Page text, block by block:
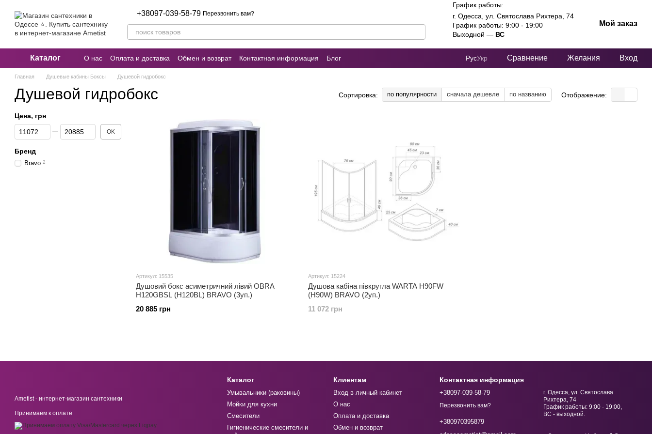
+38097-039-58-79 Перезвонить вам?
График работы:
г. Одесса, ул. Святослава Рихтера, 74
График работы: 9:00 - 19:00
Выходной — ВС
Мой заказ
Каталог О нас Оплата и доставка Обмен и возврат Контактная информация
Блог
Пользовательское соглашение
Отзывы о магазине Умывальник (раковина)
РусУкр Сравнение Желания Вход
Главная Душевые кабины Боксы Душевой гидробокс
Душевой гидробокс Сортировка: по популярности сначала дешевле по названию Отображение:
Артикул: 15535
Душовий бокс асиметричний лівий OBRA
H120GBSL (H120BL) BRAVO (3уп.)
20 885 грн
Артикул: 15224
Душова кабіна півкругла WARTA H90FW
(H90W) BRAVO (2уп.)
11 072 грн
Цена, грн
От Цена, грн
До Цена, грн OK
Бренд
Bravo 2
Ametist - интернет-магазин сантехники
Принимаем к оплате
Каталог
Умывальники (раковины)
Мойки для кухни
Смесители
Гигиенические смесители и
Клиентам
Вход в личный кабинет
О нас
Оплата и доставка
Обмен и возврат
Контактная информация
+38097-039-58-79
Перезвонить вам?
+380970395879
г. Одесса, ул. Святослава
Рихтера, 74
График работы: 9:00 - 19:00,
ВС - выходной.